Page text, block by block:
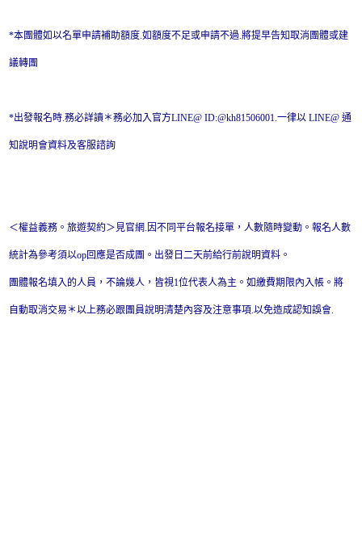
*本團體如以名單申請補助額度.如額度不足或申請不過.將提早告知取消團體或建
議轉團
*出發報名時.務必詳讀＊務必加入官方LINE@ ID:@kh81506001.一律以 LINE@ 通
知說明會資料及客服諮詢
＜權益義務。旅遊契約＞見官網.因不同平台報名接單，人數隨時變動。報名人數
統計為參考須以op回應是否成團。出發日二天前給行前說明資料。
團體報名填入的人員，不論幾人，皆視1位代表人為主。如繳費期限內入帳。將
自動取消交易＊以上務必跟團員說明清楚內容及注意事項.以免造成認知誤會.